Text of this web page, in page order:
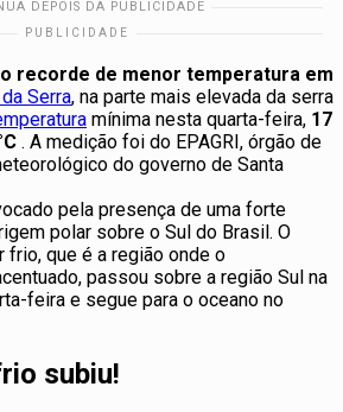
recorde de menor temperatura em
Serra, na parte mais elevada da serra
mínima nesta quarta-feira, 17
. A medição foi do EPAGRI, órgão de
do governo de Santa
pela presença de uma forte
polar sobre o Sul do Brasil. O
frio, que é a região onde o
passou sobre a região Sul na
feira e segue para o oceano no
subiu!